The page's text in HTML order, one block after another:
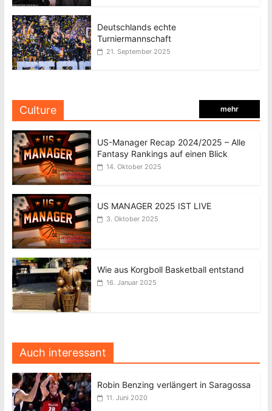
Deutschlands echte
Turniermannschaft
21. September 2025
Culture mehr
US-Manager Recap 2024/2025 – Alle
Fantasy Rankings auf einen Blick
14. Oktober 2025
US MANAGER 2025 IST LIVE
3. Oktober 2025
Wie aus Korgboll Basketball entstand
16. Januar 2025
Auch interessant
Robin Benzing verlängert in Saragossa
11. Juni 2020